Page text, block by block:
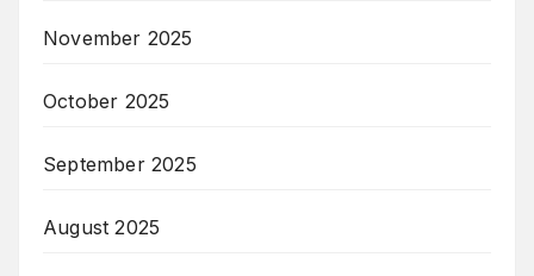
November 2025
October 2025
September 2025
August 2025